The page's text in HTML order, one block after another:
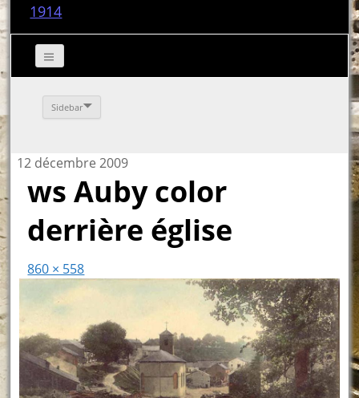
1914
Sidebar
12 décembre 2009
ws Auby color
derrière église
860 × 558